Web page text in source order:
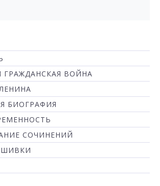
ВОЙНА
БИОГРАФИЯ
СОЧИНЕНИЙ